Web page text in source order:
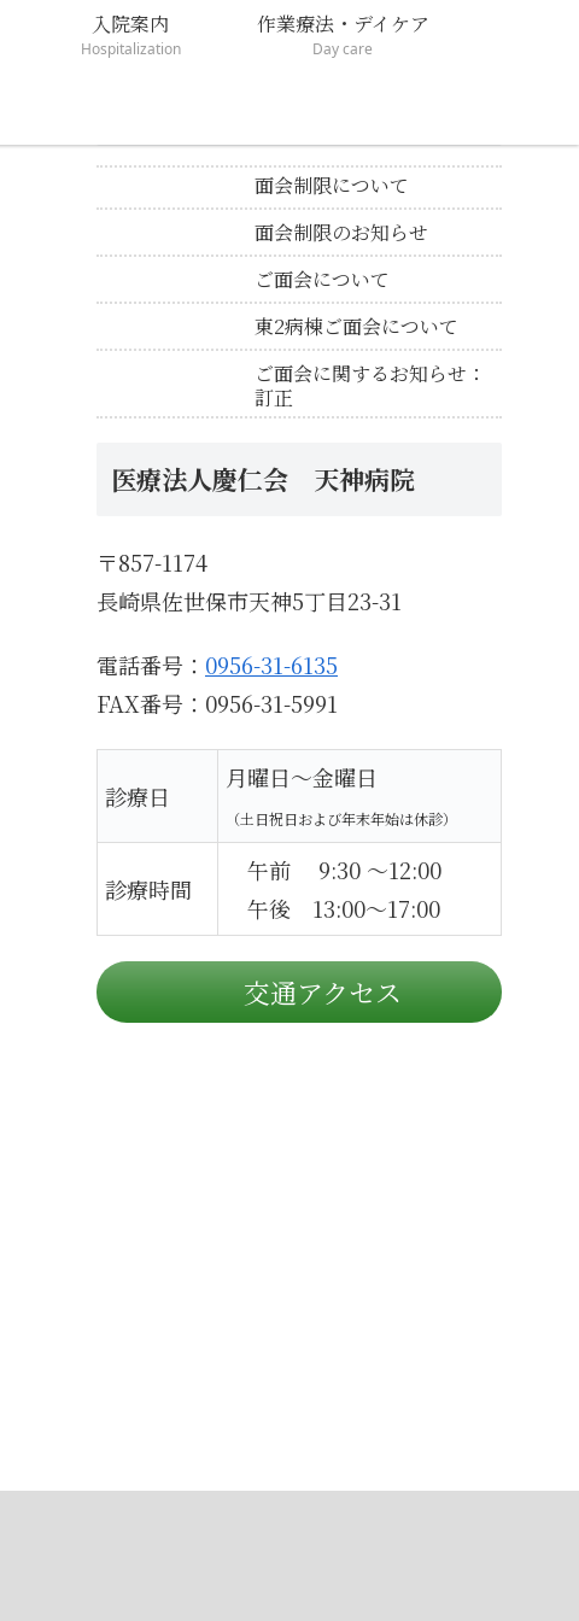
入院案内
Hospitalization
作業療法・デイケア
Day care
面会制限について
面会制限のお知らせ
ご面会について
東2病棟ご面会について
ご面会に関するお知らせ：
訂正
医療法人慶仁会 天神病院
〒857-1174
長崎県佐世保市天神5丁目23-31
電話番号： 0956-31-6135
FAX番号：0956-31-5991
診療日
月曜日～金曜日
（土日祝日および年末年始は休診）
診療時間
午前 9:30 ～12:00
午後 13:00～17:00
交通アクセス